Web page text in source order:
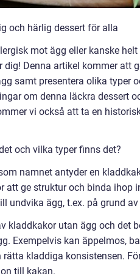
och härlig dessert för alla
mot ägg eller kanske
Denna artikel kommer att
samt presentera olika typer
om denna läckra dessert
vi också att ta en
och vilka typer finns det?
namnet antyder en
att ge struktur och binda ihop
undvika ägg, t.ex. på grund
kladdkakor utan ägg och det
Exempelvis kan äppelmos,
kladdiga konsistensen.
till kakan.